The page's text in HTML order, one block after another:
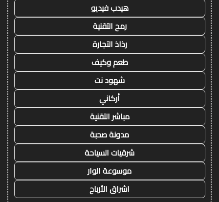
هيدب فيديو
رمح التقنية
رذاذ التجارة
طعم وكيف
شهود نت
أركاني
مباشر التقنية
مدونة صحبة
شرقيات السياحة
موسوعة انوار
اشراق الأرباح